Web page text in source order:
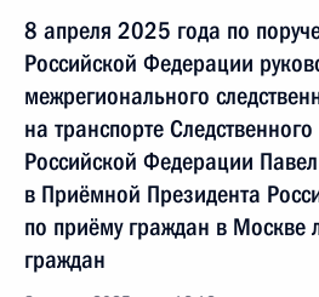
8 апреля 2025 года по
Российской Федерации
межрегионального
на транспорте
Российской Федерации
в Приёмной Президента
по приёму граждан в Москве
граждан